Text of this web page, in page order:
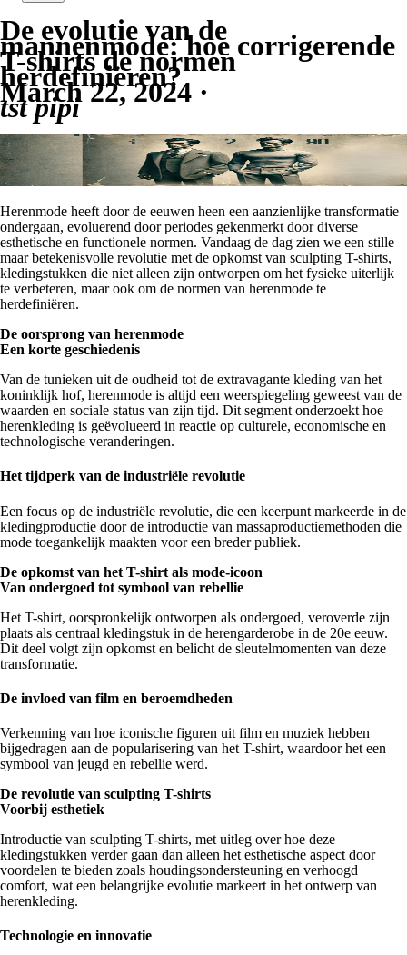
De evolutie van de
mannenmode: hoe corrigerende
T-shirts de normen
herdefiniëren?
March 22, 2024 ·
tst pipi
Herenmode heeft door de eeuwen heen een aanzienlijke transformatie
ondergaan, evoluerend door periodes gekenmerkt door diverse
esthetische en functionele normen. Vandaag de dag zien we een stille
maar betekenisvolle revolutie met de opkomst van sculpting T-shirts,
kledingstukken die niet alleen zijn ontworpen om het fysieke uiterlijk
te verbeteren, maar ook om de normen van herenmode te
herdefiniëren.
De oorsprong van herenmode
Een korte geschiedenis
Van de tunieken uit de oudheid tot de extravagante kleding van het
koninklijk hof, herenmode is altijd een weerspiegeling geweest van de
waarden en sociale status van zijn tijd. Dit segment onderzoekt hoe
herenkleding is geëvolueerd in reactie op culturele, economische en
technologische veranderingen.
Het tijdperk van de industriële revolutie
Een focus op de industriële revolutie, die een keerpunt markeerde in de
kledingproductie door de introductie van massaproductiemethoden die
mode toegankelijk maakten voor een breder publiek.
De opkomst van het T-shirt als mode-icoon
Van ondergoed tot symbool van rebellie
Het T-shirt, oorspronkelijk ontworpen als ondergoed, veroverde zijn
plaats als centraal kledingstuk in de herengarderobe in de 20e eeuw.
Dit deel volgt zijn opkomst en belicht de sleutelmomenten van deze
transformatie.
De invloed van film en beroemdheden
Verkenning van hoe iconische figuren uit film en muziek hebben
bijgedragen aan de popularisering van het T-shirt, waardoor het een
symbool van jeugd en rebellie werd.
De revolutie van sculpting T-shirts
Voorbij esthetiek
Introductie van sculpting T-shirts, met uitleg over hoe deze
kledingstukken verder gaan dan alleen het esthetische aspect door
voordelen te bieden zoals houdingsondersteuning en verhoogd
comfort, wat een belangrijke evolutie markeert in het ontwerp van
herenkleding.
Technologie en innovatie